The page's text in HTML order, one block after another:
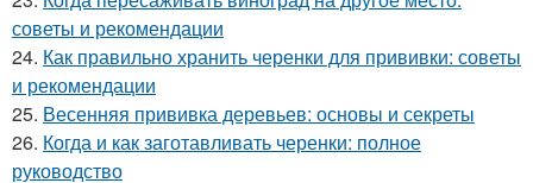
советы и рекомендации
24. Как правильно хранить черенки для прививки: советы
и рекомендации
25. Весенняя прививка деревьев: основы и секреты
26. Когда и как заготавливать черенки: полное
руководство